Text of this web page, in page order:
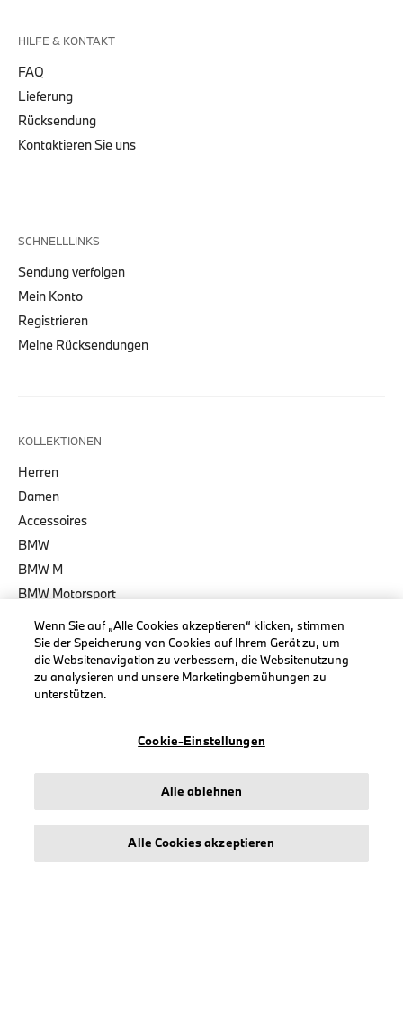
HILFE & KONTAKT
FAQ
Lieferung
Rücksendung
Kontaktieren Sie uns
SCHNELLLINKS
Sendung verfolgen
Mein Konto
Registrieren
Meine Rücksendungen
KOLLEKTIONEN
Herren
Damen
Accessoires
BMW
BMW M
BMW Motorsport
INFORMATIONEN
Geschäftsbedingungen
Datenschutz
Wenn Sie auf „Alle Cookies akzeptieren“ klicken, stimmen
Sie der Speicherung von Cookies auf Ihrem Gerät zu, um
die Websitenavigation zu verbessern, die Websitenutzung
zu analysieren und unsere Marketingbemühungen zu
unterstützen.
Cookie-Einstellungen
Alle ablehnen
Alle Cookies akzeptieren